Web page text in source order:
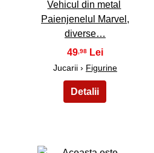
Vehicul din metal
Paienjenelul Marvel,
diverse…
49,98
Jucarii › Figurine